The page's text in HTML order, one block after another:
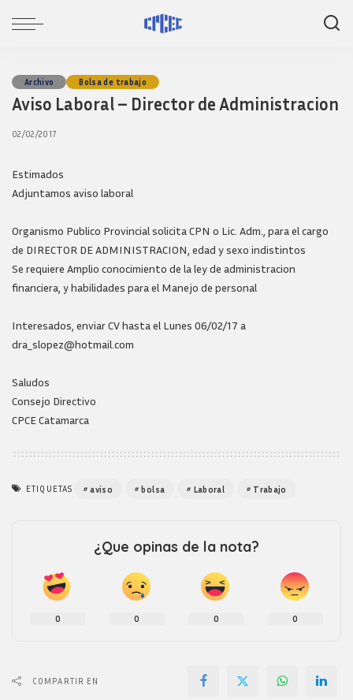
Archivo Bolsa de trabajo
Aviso Laboral – Director de Administracion
02/02/2017
Estimados
Adjuntamos aviso laboral
Organismo Publico Provincial solicita CPN o Lic. Adm., para el cargo
de DIRECTOR DE ADMINISTRACION, edad y sexo indistintos
Se requiere Amplio conocimiento de la ley de administracion
financiera, y habilidades para el Manejo de personal
Interesados, enviar CV hasta el Lunes 06/02/17 a
dra_slopez@hotmail.com
Saludos
Consejo Directivo
CPCE Catamarca
ETIQUETAS aviso bolsa Laboral Trabajo
¿Que opinas de la nota?
0 0 0 0
COMPARTIR EN